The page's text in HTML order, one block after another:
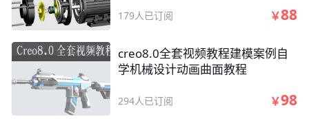
179人已订阅 ￥88
creo8.0全套视频教程建模案例自
学机械设计动画曲面教程
294人已订阅 ￥98